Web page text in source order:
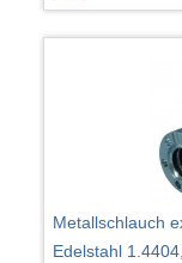
Metallschlauch
Edelstahl